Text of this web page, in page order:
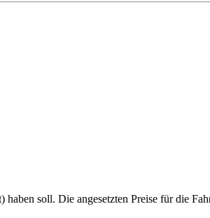
soll. Die angesetzten Preise für die